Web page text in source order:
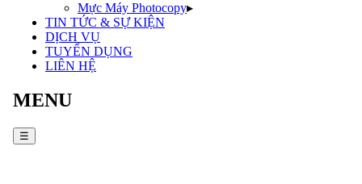
Mực Máy Photocopy▸
TIN TỨC & SỰ KIỆN
DỊCH VỤ
TUYỂN DỤNG
LIÊN HỆ
MENU
☰